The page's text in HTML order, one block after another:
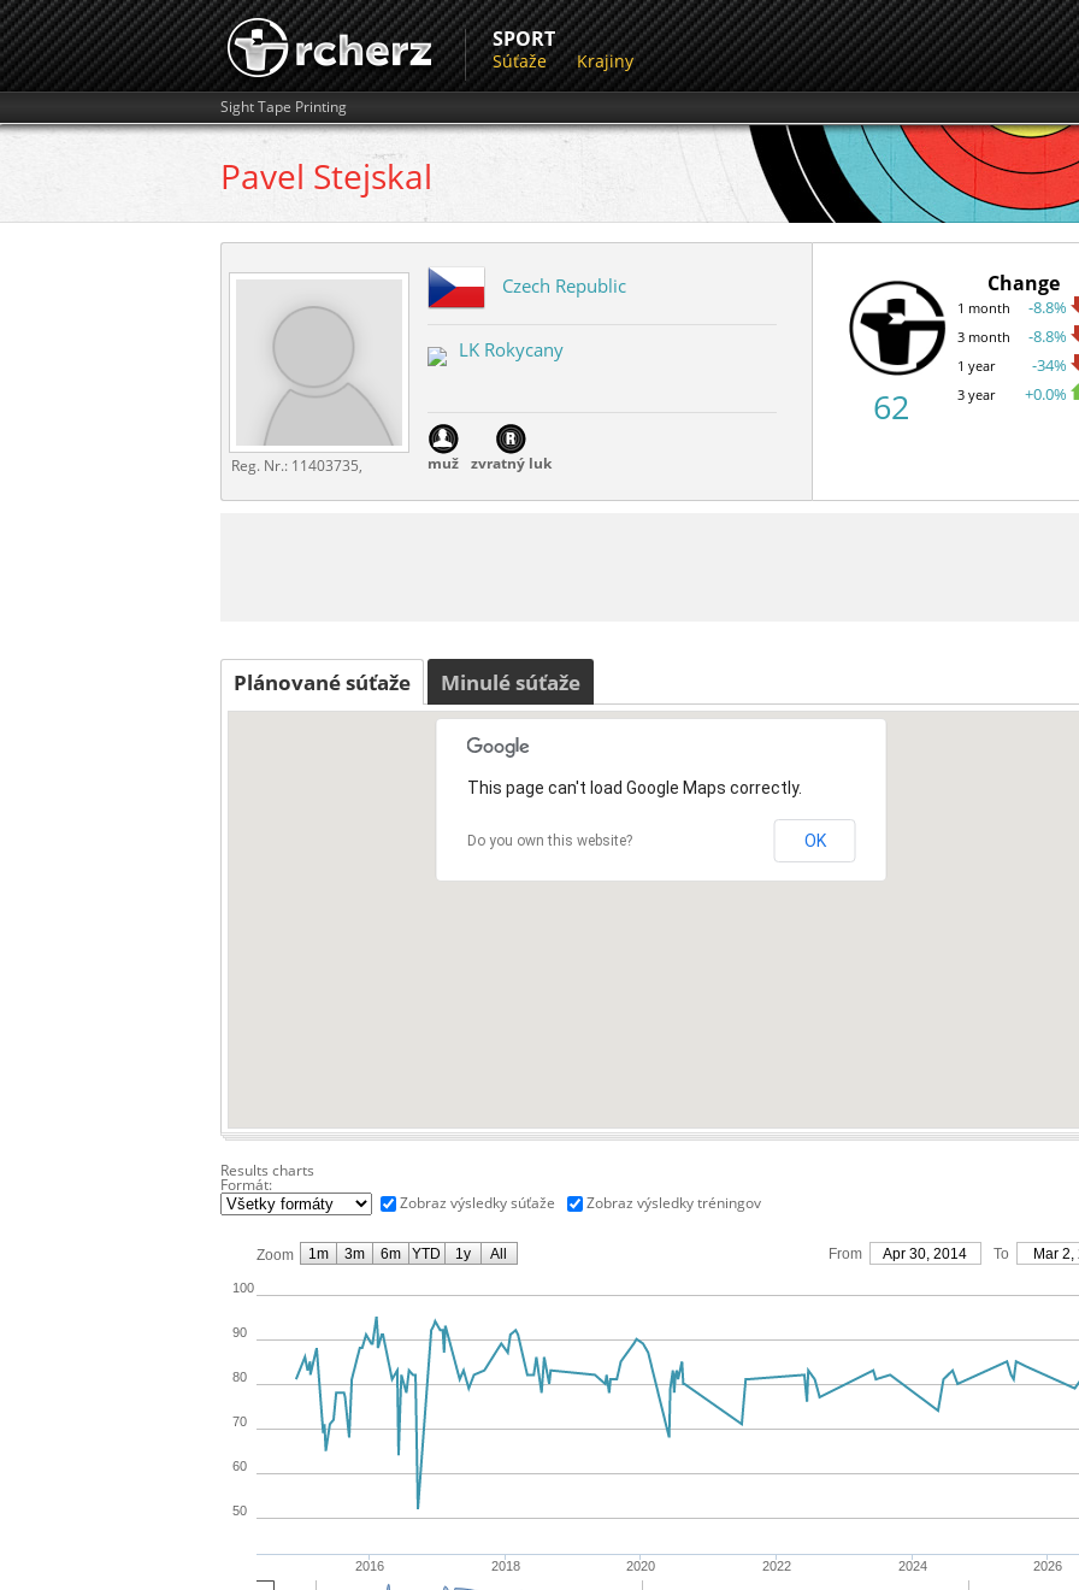
SPORT
Súťaže Krajiny
Sight Tape Printing
Pavel Stejskal
Reg. Nr.: 11403735,
Czech Republic
LK Rokycany
muž zvratný luk
62
Change
1 month
3 month
1 year
3 year
-8.8%
-8.8%
-34%
+0.0%
Plánované súťaže Minulé súťaže
This page can't load Google Maps correctly.
Do you own this website? OK
Results charts
Formát:
Zobraz výsledky súťaže
Zobraz výsledky tréningov
Zoom From Apr 30, 2014 To Mar 2,
2016 2018 2020 2022 2024 2026
50
60
70
80
90
100
1m 3m 6m YTD 1y All